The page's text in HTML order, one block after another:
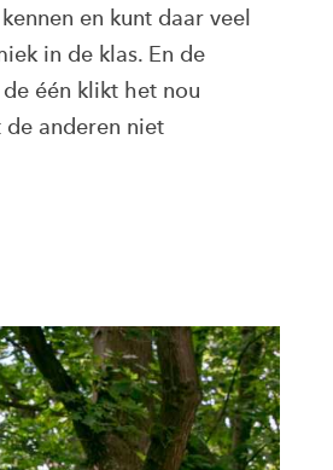
en kunt daar veel
in de klas. En de
één klikt het nou
anderen niet